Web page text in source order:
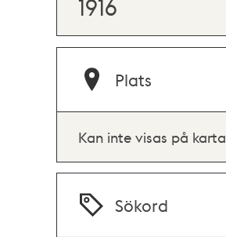
1916
Plats
Kan inte visas på karta
Sökord